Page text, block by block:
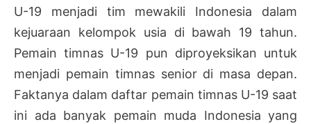
U-19 menjadi tim mewakili Indonesia dalam
kejuaraan kelompok usia di bawah 19 tahun.
Pemain timnas U-19 pun diproyeksikan untuk
menjadi pemain timnas senior di masa depan.
Faktanya dalam daftar pemain timnas U-19 saat
ini ada banyak pemain muda Indonesia yang